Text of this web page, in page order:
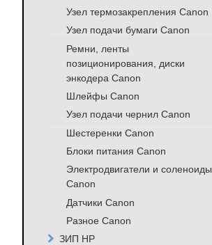
Узел термозакрепления Canon
Узел подачи бумаги Canon
Ремни, ленты
позиционирования, диски
энкодера Canon
Шлейфы Canon
Узел подачи чернил Canon
Шестеренки Canon
Блоки питания Canon
Электродвигатели и соленоиды
Canon
Датчики Canon
Разное Canon
ЗИП HP